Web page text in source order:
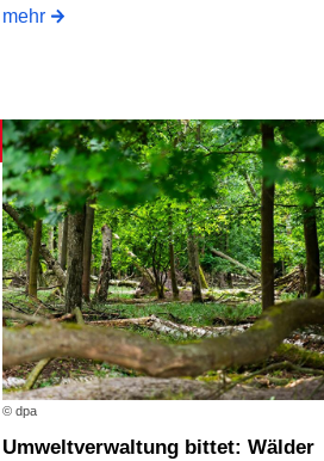
mehr
© dpa
Umweltverwaltung bittet: Wälder